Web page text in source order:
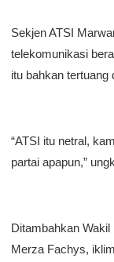
Sekjen ATSI
telekomunikasi
itu bahkan tertuang
“ATSI itu netral,
partai apapun,”
Ditambahkan
Merza Fachys,